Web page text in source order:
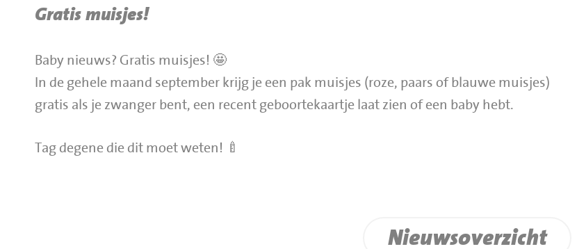
Gratis muisjes!
Baby nieuws? Gratis muisjes! 🤩
In de gehele maand september krijg je een pak muisjes (roze, paars of blauwe muisjes)
gratis als je zwanger bent, een recent geboortekaartje laat zien of een baby hebt.
Tag degene die dit moet weten! 🍼
Nieuwsoverzicht